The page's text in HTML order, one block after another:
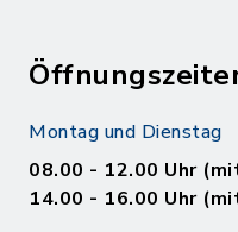
Montag und Dienstag
08.00 - 12.00 Uhr
14.00 - 16.00 Uhr